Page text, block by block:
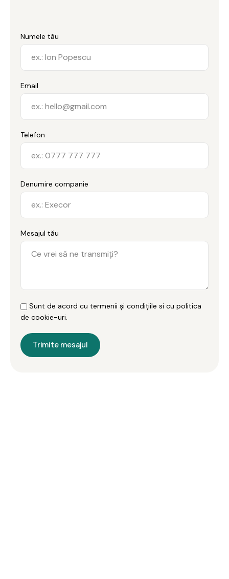
Numele tău
Email
Telefon
Denumire companie
Mesajul tău
Sunt de acord cu termenii și condițiile si cu politica
de cookie-uri.
Trimite mesajul